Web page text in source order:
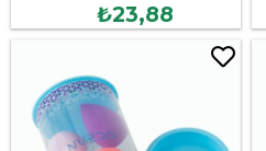
₺23,88